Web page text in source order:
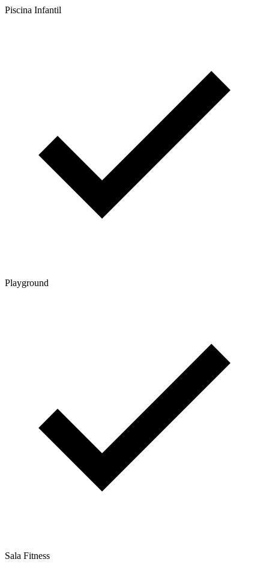
Piscina Infantil
Playground
Sala Fitness